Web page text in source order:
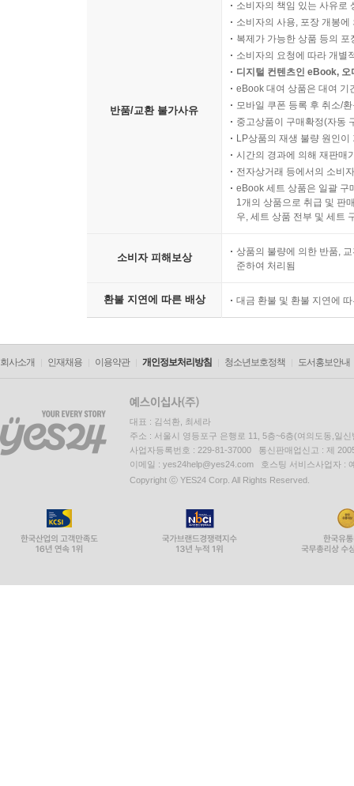
반품/교환 불가사유
소비자의 책임 있는 사유로
소비자의 사용, 포장 개봉
복제가 가능한 상품 등의
소비자의 요청에 따라 개별
디지털 컨텐츠인 eBook,
eBook 대여 상품은 대여 기
모바일 쿠폰 등록 후 취소/
중고상품이 구매확정(자동
LP상품의 재생 불량 원인
시간의 경과에 의해 재판매
전자상거래 등에서의 소비
eBook 세트 상품은 일괄 구
1개의 상품으로 취급 및 판
우, 세트 상품 전부 및 세트
소비자 피해보상
상품의 불량에 의한 반품,
준하여 처리됨
환불 지연에 따른 배상 대금 환불 및 환불 지연에
회사소개 인재채용 이용약관 개인정보처리방침 청소년보호정책 도서홍보안내
대표 : 김석환, 최세라
주소 : 서울시 영등포구 은행로 11, 5층~6층(여의도동,일신
사업자등록번호 : 229-81-37000 통신판매업신고 : 제
이메일 : yes24help@yes24.com 호스팅 서비스사업자 :
Copyright ⓒ YES24 Corp. All Rights Reserved.